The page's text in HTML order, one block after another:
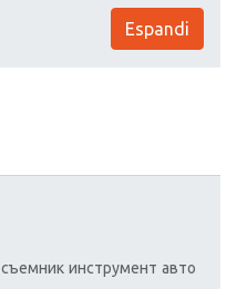
Espandi
съемник инструмент авто